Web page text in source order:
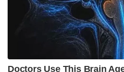
business Windows